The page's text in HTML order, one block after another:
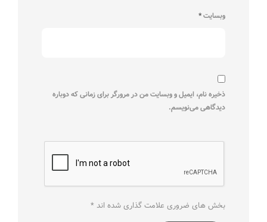
وبسایت*
ذخیره نام، ایمیل و وبسایت من در مرورگر برای زمانی که دوباره
دیدگاهی می‌نویسم.
بخش های ضروری علامت گذاری شده اند *